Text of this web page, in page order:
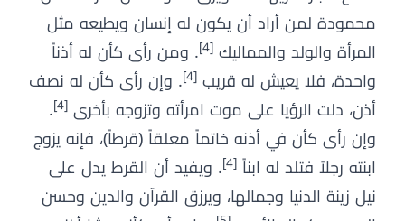
محمودة لمن أراد أن يكون له إنسان ويطيعه مثل
المرأة والولد والمماليك [4] . ومن رأى كأن له أذناً
واحدة، فلا يعيش له قريب [4] . وإن رأى كأن له نصف
أذن، دلت الرؤيا على موت امرأته وتزوجه بأخرى [4]
.
وإن رأى كأن في أذنه خاتماً معلقاً (قرطاً)، فإنه يزوج
ابنته رجلاً فتلد له ابناً [4] . ويفيد أن القرط يدل على
نيل زينة الدنيا وجمالها، ويرزق القرآن والدين وحسن